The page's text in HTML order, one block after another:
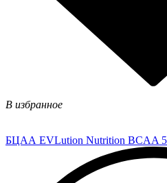
В избранное
БЦАА EVLution Nutrition BCAA